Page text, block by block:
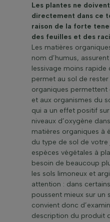
Les plantes ne
directement dans ce
raison de la forte
des feuilles et des
Les matières
nom d’humus,
lessivage moins
permet au sol de rester
organiques permettent
et aux organismes du
qui a un effet positif
niveaux d’oxygène
matières organiques à
du type de sol de
espèces végétales à
besoin de beaucoup
les sols limoneux et
attention : dans
poussent mieux sur un
convient donc
description du produit